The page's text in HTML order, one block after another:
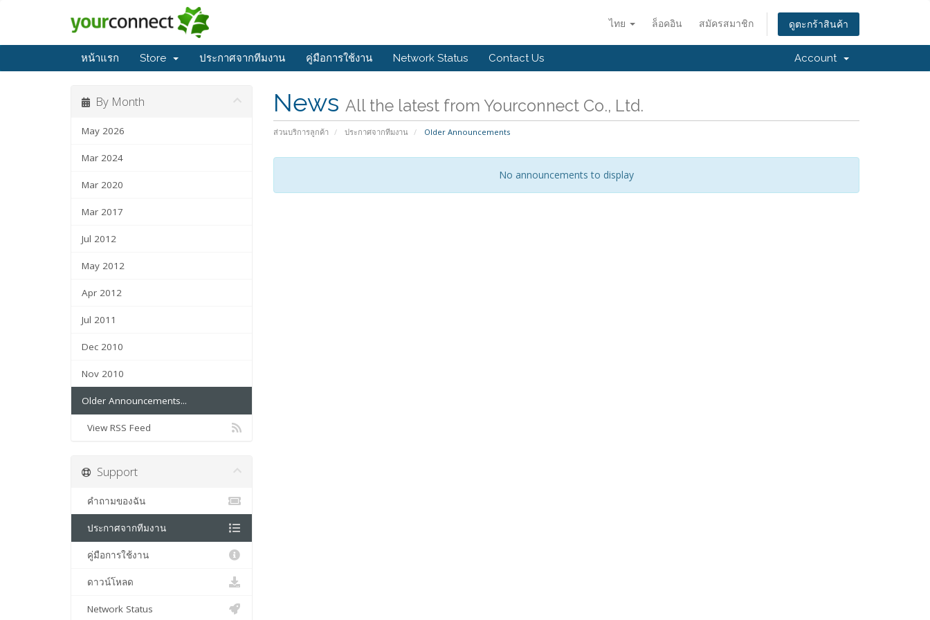
ไทย ล็อคอิน สมัครสมาชิก ดูตะกร้าสินค้า
หน้าแรก Store ประกาศจากทีมงาน คู่มือการใช้งาน Network Status Contact Us Account
News All the latest from Yourconnect Co., Ltd.
ส่วนบริการลูกค้า ประกาศจากทีมงาน Older Announcements
By Month
May 2026
Mar 2024
Mar 2020
Mar 2017
Jul 2012
May 2012
Apr 2012
Jul 2011
Dec 2010
Nov 2010
Older Announcements...
View RSS Feed
No announcements to display
Support
คำถามของฉัน
ประกาศจากทีมงาน
คู่มือการใช้งาน
ดาวน์โหลด
Network Status